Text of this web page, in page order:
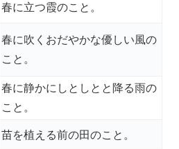
春に立つ霞のこと。
春に吹くおだやかな優しい風の
こと。
春に静かにしとしとと降る雨の
こと。
苗を植える前の田のこと。